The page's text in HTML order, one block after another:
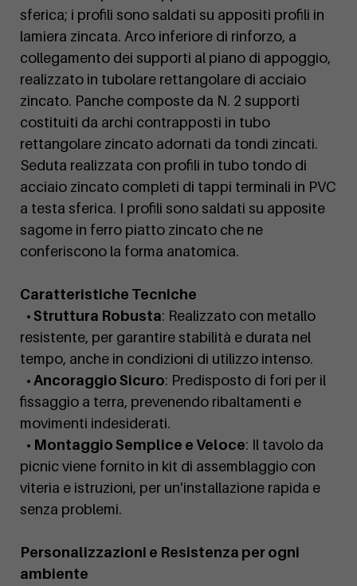
sferica; i profili sono saldati su appositi profili in
lamiera zincata. Arco inferiore di rinforzo, a
collegamento dei supporti al piano di appoggio,
realizzato in tubolare rettangolare di acciaio
zincato. Panche composte da N. 2 supporti
costituiti da archi contrapposti in tubo
rettangolare zincato adornati da tondi zincati.
Seduta realizzata con profili in tubo tondo di
acciaio zincato completi di tappi terminali in PVC
a testa sferica. I profili sono saldati su apposite
sagome in ferro piatto zincato che ne
conferiscono la forma anatomica.
Caratteristiche Tecniche
• Struttura Robusta: Realizzato con metallo
resistente, per garantire stabilità e durata nel
tempo, anche in condizioni di utilizzo intenso.
• Ancoraggio Sicuro: Predisposto di fori per il
fissaggio a terra, prevenendo ribaltamenti e
movimenti indesiderati.
• Montaggio Semplice e Veloce: Il tavolo da
picnic viene fornito in kit di assemblaggio con
viteria e istruzioni, per un'installazione rapida e
senza problemi.
Personalizzazioni e Resistenza per ogni
ambiente